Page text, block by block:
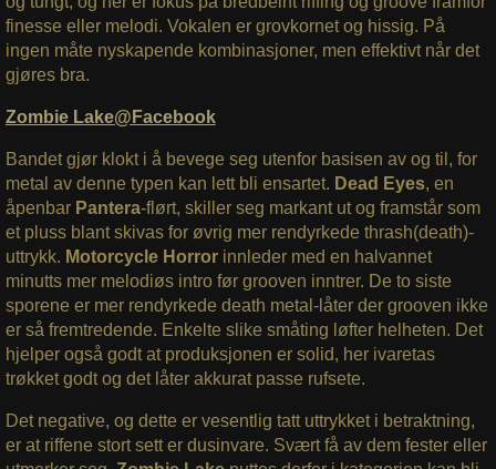
finesse eller melodi. Vokalen er grovkornet og hissig. På
ingen måte nyskapende kombinasjoner, men effektivt når det
gjøres bra.
Zombie Lake@Facebook
Bandet gjør klokt i å bevege seg utenfor basisen av og til, for
metal av denne typen kan lett bli ensartet. Dead Eyes, en
åpenbar Pantera-flørt, skiller seg markant ut og framstår som
et pluss blant skivas for øvrig mer rendyrkede thrash(death)-
uttrykk. Motorcycle Horror innleder med en halvannet
minutts mer melodiøs intro før grooven inntrer. De to siste
sporene er mer rendyrkede death metal-låter der grooven ikke
er så fremtredende. Enkelte slike småting løfter helheten. Det
hjelper også godt at produksjonen er solid, her ivaretas
trøkket godt og det låter akkurat passe rufsete.
Det negative, og dette er vesentlig tatt uttrykket i betraktning,
er at riffene stort sett er dusinvare. Svært få av dem fester eller